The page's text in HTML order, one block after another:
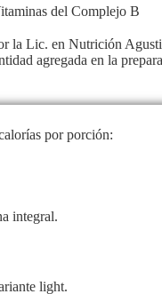
del Complejo B
la Lic. en Nutrición
agregada en la
por porción:
integral.
light.